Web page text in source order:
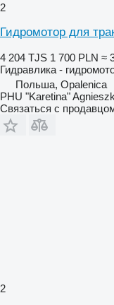
2
Гидромотор для
4 204 TJS 1 700 PLN ≈
Гидравлика -
Польша, Opalenica
PHU "Karetina"
Связаться с
2